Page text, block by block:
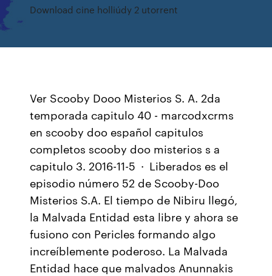
Download cine holliúdy 2 utorrent
Ver Scooby Dooo Misterios S. A. 2da
temporada capitulo 40 - marcodxcrms
en scooby doo español capitulos
completos scooby doo misterios s a
capitulo 3. 2016-11-5 · Liberados es el
episodio número 52 de Scooby-Doo
Misterios S.A. El tiempo de Nibiru llegó,
la Malvada Entidad esta libre y ahora se
fusiono con Pericles formando algo
increíblemente poderoso. La Malvada
Entidad hace que malvados Anunnakis